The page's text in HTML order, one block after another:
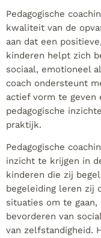
Pedagogische
kwaliteit van de
aan dat een
kinderen helpt zich
sociaal, emotioneel
coach ondersteunt
actief vorm te geven
pedagogische
praktijk.
Pedagogische
inzicht te krijgen in
kinderen die zij
begeleiding leren zij
situaties om te
bevorderen van
van zelfstandigheid.